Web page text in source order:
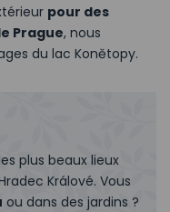
pour des
Prague, nous
du lac Konětopy.
plus beaux lieux
Králové. Vous
ou dans des jardins ?